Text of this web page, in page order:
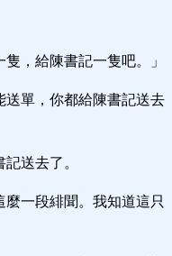
，給陳書記一隻吧。」
送單，你都給陳書記送去
送去了。
一段緋聞。我知道這只